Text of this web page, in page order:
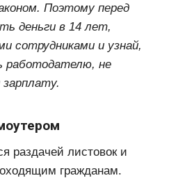
Поэтому перед
деньги в 14 лет,
сотрудниками и узнай,
работодателю, не
раздачей листовок и
гражданам.